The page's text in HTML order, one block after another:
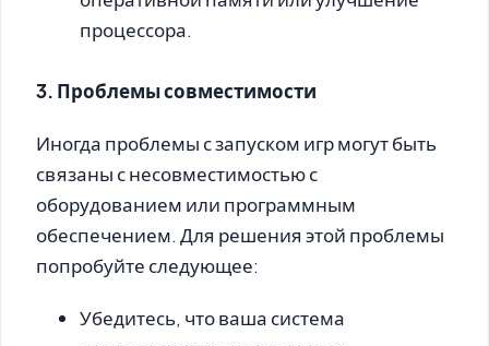
процессора.
3. Проблемы совместимости
Иногда проблемы с запуском игр могут быть
связаны с несовместимостью с
оборудованием или программным
обеспечением. Для решения этой проблемы
попробуйте следующее:
Убедитесь, что ваша система